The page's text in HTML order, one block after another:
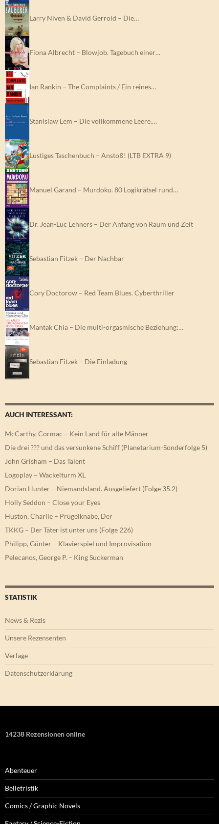
Larry Niven & David Gerrold – Die…
Fiona Albrecht – Blowjob. Tagebuch einer…
Ian Rankin – The Complaints / Ein reines…
Stanislaw Lem – Die vollkommene Leere.…
Lustiges Taschenbuch – Anstoß! (LTB EXTRA 9)
Manuel Garand – Murdoku. 80 Logikrätsel rund…
Dr. Jean-Luc Lehners – Der Anfang von Raum und Zeit
Sebastian Fitzek – Der Nachbar
Cory Doctorow – Red Team Blues. Cyberthriller
Mantak Chia – Die multi-orgasmische Beziehung:…
Sebastian Fitzek – Die Einladung
AUCH INTERESSANT:
McCarthy, Cormac – Kein Land für alte Männer
Die drei ??? und das versunkene Schiff (Planetarium-Sonderfolge 5)
John Grisham – Das Talent
Logoplay – Wackelturm XL
Dorian Hunter – Niemandsland. Ausgeliefert (Folge 35.2)
Holly Seddon – Close your Eyes
Huston, Charlie – Prügelknabe, Der
TKKG – Der Täter ist unter uns (Folge 226)
Philipp, Günter – Klavierspiel und Improvisation
Pelecanos, George P. – King Suckerman
STATISTIK
News & Rezis
Unsere Rezensenten
Verlage
Datenschutzerklärung
14238 Rezensionen online
Abenteuer
Belletristik
Comics / Graphic Novels